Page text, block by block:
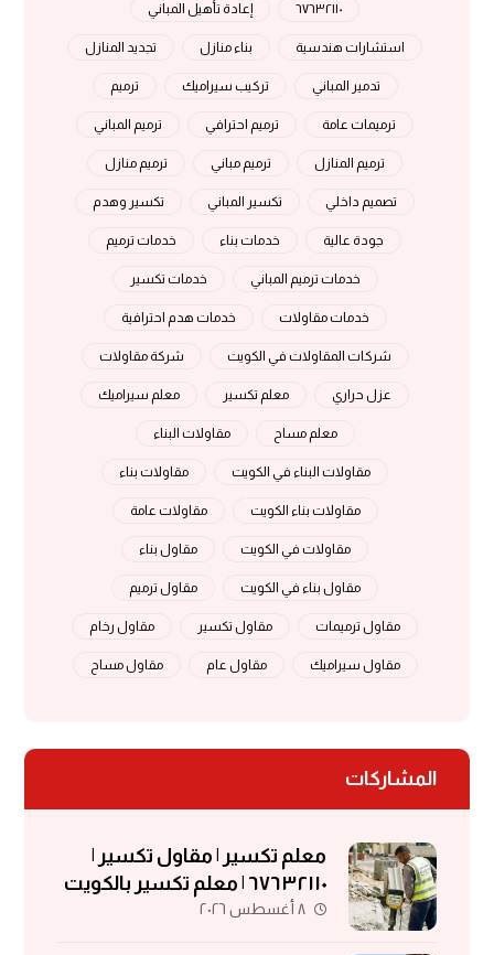
٦٧٦٣٢١١٠ إعادة تأهيل المباني
استشارات هندسية بناء منازل تجديد المنازل
تدمير المباني تركيب سيراميك ترميم
ترميمات عامة ترميم احترافي ترميم المباني
ترميم المنازل ترميم مباني ترميم منازل
تصميم داخلي تكسير المباني تكسير وهدم
جودة عالية خدمات بناء خدمات ترميم
خدمات ترميم المباني خدمات تكسير
خدمات مقاولات خدمات هدم احترافية
شركات المقاولات في الكويت شركة مقاولات
عزل حراري معلم تكسير معلم سيراميك
معلم مساح مقاولات البناء
مقاولات البناء في الكويت مقاولات بناء
مقاولات بناء الكويت مقاولات عامة
مقاولات في الكويت مقاول بناء
مقاول بناء في الكويت مقاول ترميم
مقاول ترميمات مقاول تكسير مقاول رخام
مقاول سيراميك مقاول عام مقاول مساح
المشاركات
معلم تكسير | مقاول تكسير |
٦٧٦٣٢١١٠ | معلم تكسير بالكويت
٨ أغسطس ٢٠٢٦